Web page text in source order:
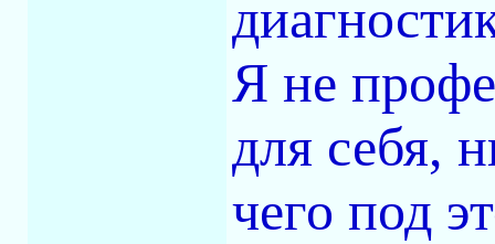
Я не
для себя,
чего под